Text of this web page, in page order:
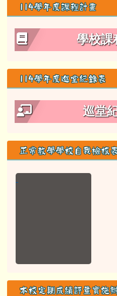
114學年度課程計畫
學校課
114學年度巡堂紀錄表
巡堂
正常教學學校自我檢核
本校定期成績評量實施